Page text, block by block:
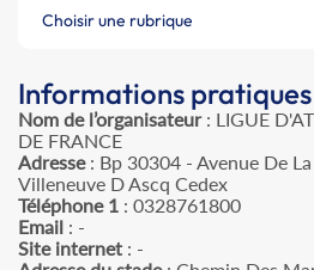
Choisir une rubrique
Informations pratiques
Nom de l’organisateur: LIGUE
DE FRANCE
Adresse: Bp 30304 - Avenue De
Villeneuve D Ascq Cedex
Téléphone 1 : 0328761800
Email : -
Site internet : -